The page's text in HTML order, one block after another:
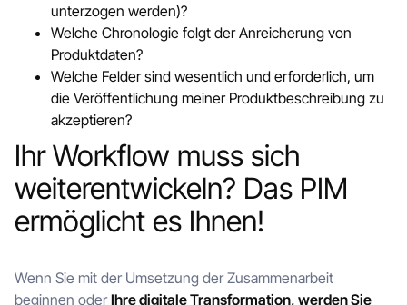
unterzogen werden)?
Welche Chronologie folgt der Anreicherung von
Produktdaten?
Welche Felder sind wesentlich und erforderlich, um
die Veröffentlichung meiner Produktbeschreibung zu
akzeptieren?
Ihr Workflow muss sich
weiterentwickeln? Das PIM
ermöglicht es Ihnen!
Wenn Sie mit der Umsetzung der Zusammenarbeit
beginnen oderIhredigitale Transformation, werden Sie